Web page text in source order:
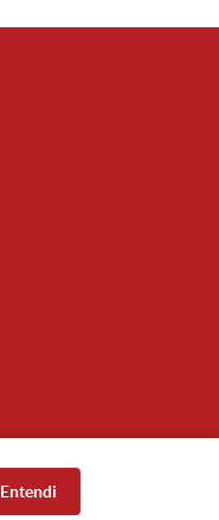
Entendi